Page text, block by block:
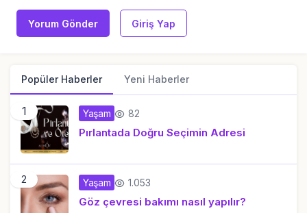
Yorum Gönder Giriş Yap
Popüler Haberler Yeni Haberler
1 Yaşam 82
Pırlantada Doğru Seçimin Adresi
2 Yaşam 1.053
Göz çevresi bakımı nasıl yapılır?